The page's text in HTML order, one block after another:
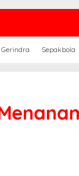
Gerindra Sepakbola